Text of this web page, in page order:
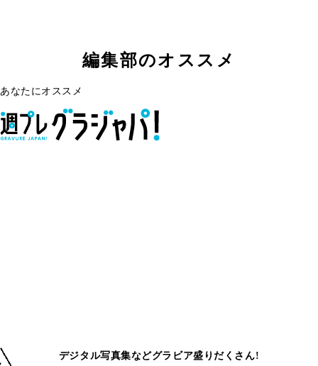
編集部のオススメ
あなたにオススメ
デジタル写真集などグラビア盛りだくさん!